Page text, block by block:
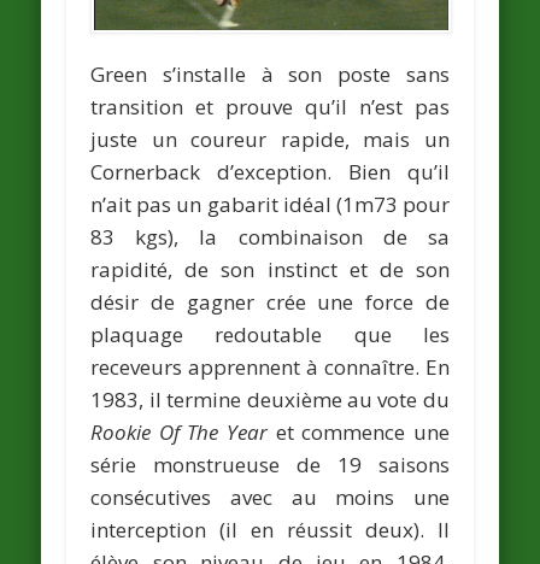
Green s’installe à son poste sans
transition et prouve qu’il n’est pas
juste un coureur rapide, mais un
Cornerback d’exception. Bien qu’il
n’ait pas un gabarit idéal (1m73 pour
83 kgs), la combinaison de sa
rapidité, de son instinct et de son
désir de gagner crée une force de
plaquage redoutable que les
receveurs apprennent à connaître. En
1983, il termine deuxième au vote du
Rookie Of The Year et commence une
série monstrueuse de 19 saisons
consécutives avec au moins une
interception (il en réussit deux). Il